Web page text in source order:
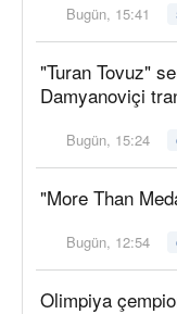
Bugün, 15:41
"Turan Tovuz"
Damyanoviçi
Bugün, 15:24
"More Than
Bugün, 12:54
Olimpiya